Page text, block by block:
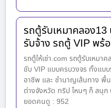
รถตู้รับเหมาคลอง13
รับจ้าง รถตู้ VIP พร้
รถตู้ให้เช่า.com รถตู้รับเหมา
ขับ VIP แบบครบวงจร ทั้งแบ
อาชีพ และ ชำนาญเส้นทาง
ต่างจังหวัด ทริป ไหนๆ ก็ สนุก
ยอดคนดู : 952